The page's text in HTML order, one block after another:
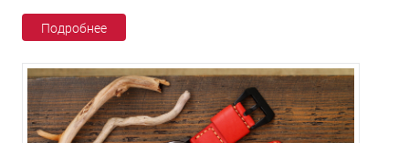
Подробнее